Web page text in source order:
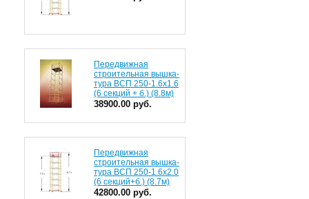
Передвижная
строительная вышка-
тура ВСП 250-1.6х1.6
(6 секций + б.) (8.8м)
38900.00 руб.
Передвижная
строительная вышка-
тура ВСП 250-1.6х2.0
(6 секций+б.) (8.7м)
42800.00 руб.